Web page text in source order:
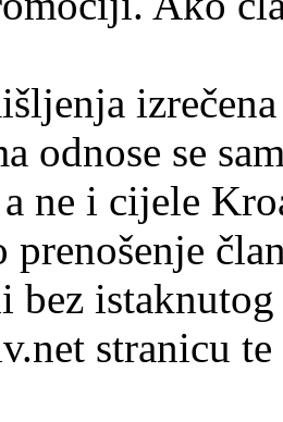
odnose se
ne i cijele
prenošenje
bez
stranicu te